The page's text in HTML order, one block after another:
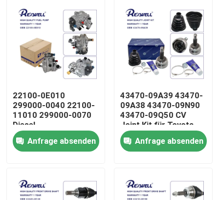
Zu Hause
22100-0E010
299000-0040 22100-
11010 299000-0070
Diesel-
Kraftstoffpumpenaggregat
für Toyota Hilux Revo
Prado Fortuner 1GD
Anfrage absenden
43470-09A39 43470-
09A38 43470-09N90
43470-09Q50 CV
Joint Kit für Toyota
Corolla 1CD 1ND 1ZZ
Avensis 1AZ 2AZ
Anfrage absenden